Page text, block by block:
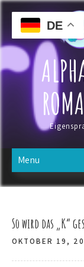
Skip
content
Menu
So wird das „K“
OKTOBER 19,
DE